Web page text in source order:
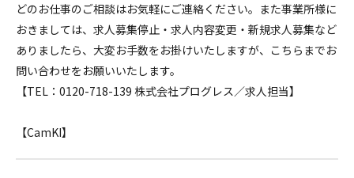
どのお仕事のご相談はお気軽にご連絡ください。また事業所様に
おきましては、求人募集停止・求人内容変更・新規求人募集など
ありましたら、大変お手数をお掛けいたしますが、こちらまでお
問い合わせをお願いいたします。
【TEL：0120-718-139 株式会社プログレス／求人担当】
【CamKI】